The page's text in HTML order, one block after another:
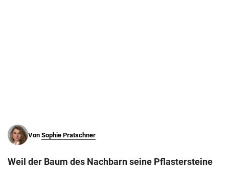
Von Sophie Pratschner
Weil der Baum des Nachbarn seine Pflastersteine